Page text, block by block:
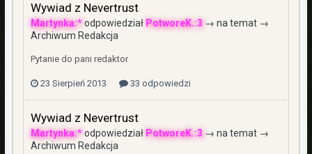
Wywiad z Nevertrust
Martynka:*odpowiedział PotworeK.:3 → na temat →
Archiwum Redakcja
Pytanie do pani redaktor
23 Sierpień 2013 33 odpowiedzi
Wywiad z Nevertrust
Martynka:*odpowiedział PotworeK.:3 → na temat →
Archiwum Redakcja